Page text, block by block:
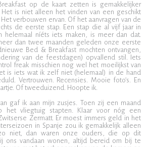
op de kaart zetten is gemakkelijker
is niet alleen het vinden van een geschikt
verbouwen ervan. Of het aanvragen van de
de eerste stap. Een stap die al vijf jaar in
helemaal níéts iets maken, is meer dan dat.
dan twee maanden geleden onze eerste
Bed & Breakfast mochten ontvangen,
van de feestdagen) opvallend stil. Iets
freak misschien nog wel het moeilijkst van
is iets wat ik zelf niet (helemaal) in de hand
Vertrouwen. Recensies. Mooie foto’s. En
Of tweeduizend. Hoopte ik.
gaf ik aan mijn zusjes. Toen zij een maand
het vliegtuig stapten. Klaar voor nóg een
Zermatt. Er moest immers geld in het
in Spanje zou ik gemakkelijk alleen
niet, dan waren onze ouders, die op dit
ons vandaan wonen, altijd bereid om bij te